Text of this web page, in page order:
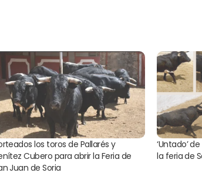
los toros de Pallarés y
Cubero para abrir la Feria de
Juan de Soria
‘Untado’
la feria de